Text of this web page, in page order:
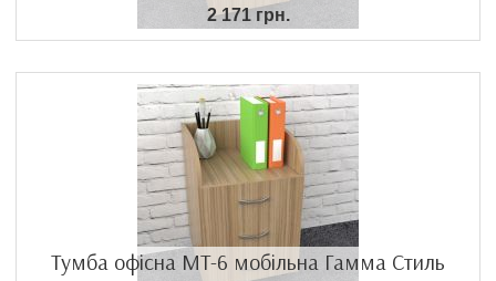
2 171 грн.
Тумба офісна МТ-6 мобільна Гамма Стиль